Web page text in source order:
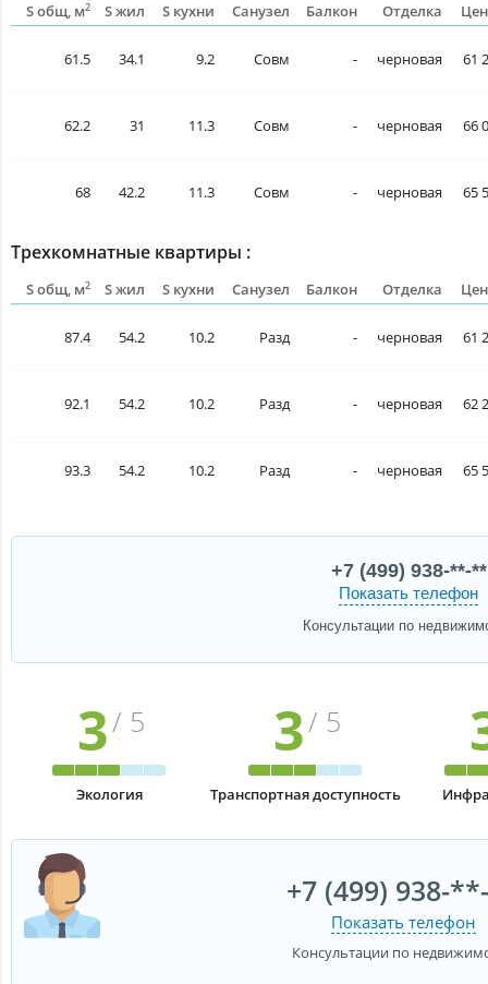
S общ, м2 S жил S кухни Санузел Балкон Отделка
61.5 34.1 9.2 Совм - черновая 61
62.2 31 11.3 Совм - черновая 66
68 42.2 11.3 Совм - черновая 65
Трехкомнатные квартиры :
S общ, м2 S жил S кухни Санузел Балкон Отделка
87.4 54.2 10.2 Разд - черновая 61
92.1 54.2 10.2 Разд - черновая 62
93.3 54.2 10.2 Разд - черновая 65
+7 (499) 938-**-**
Показать телефон
Консультации по
3/ 5
Экология
3/ 5
Транспортная доступность
+7 (499) 938-
Показать телефон
Консультации по